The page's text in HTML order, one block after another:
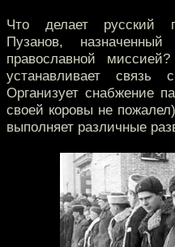
Что делает русский
Пузанов,
православной
устанавливает связь
Организует снабжение
своей коровы не
выполняет различные